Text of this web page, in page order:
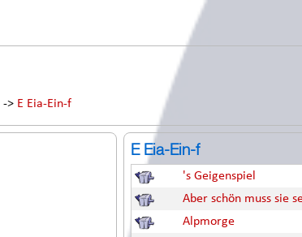
-> E Eia-Ein-f
E Eia-Ein-f
's Geigenspiel
Aber schön muss sie
Alpmorge